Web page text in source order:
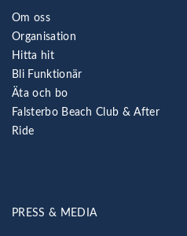
Om oss
Organisation
Hitta hit
Bli Funktionär
Äta och bo
Falsterbo Beach Club & After
Ride
PRESS & MEDIA